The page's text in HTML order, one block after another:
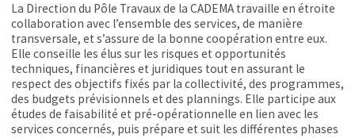
La Direction du Pôle Travaux de la CADEMA travaille en étroite
collaboration avec l’ensemble des services, de manière
transversale, et s’assure de la bonne coopération entre eux.
Elle conseille les élus sur les risques et opportunités
techniques, financières et juridiques tout en assurant le
respect des objectifs fixés par la collectivité, des programmes,
des budgets prévisionnels et des plannings. Elle participe aux
études de faisabilité et pré-opérationnelle en lien avec les
services concernés, puis prépare et suit les différentes phases